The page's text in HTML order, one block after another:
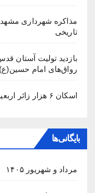
تاریخی
بازدید تولیت آستان
رواق‌های امام حسین(ع)
اسکان ۶ هزار زائر اربعین در موکب امام رضا(ع)
بایگانی‌ها
مرداد و شهریور ۱۴۰۵